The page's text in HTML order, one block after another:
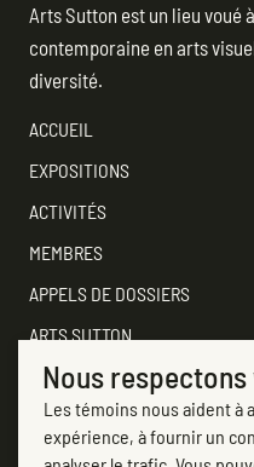
Arts Sutton est un lieu voué
contemporaine en arts
diversité.
ACCUEIL
EXPOSITIONS
ACTIVITÉS
MEMBRES
APPELS DE DOSSIERS
ARTS SUTTON
SOUTENEZ
CONTACTER ARTS SUTTON
7, rue Academy
Nous
Les témoins nous aident à
expérience, à fournir un